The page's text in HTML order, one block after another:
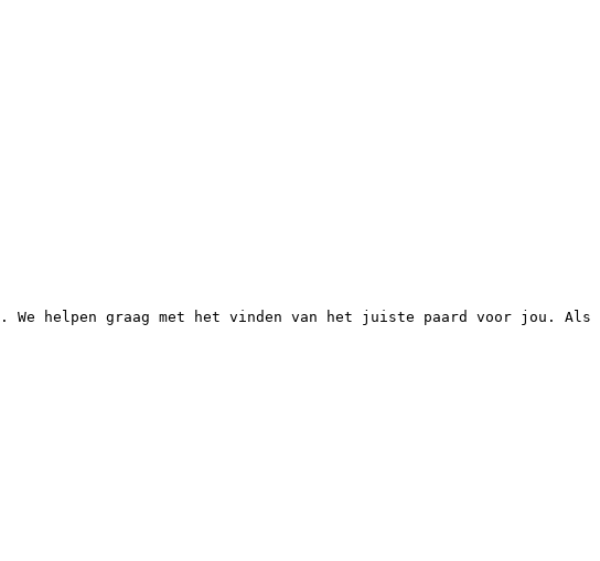
helpen graag met het vinden van het juiste paard voor jou.